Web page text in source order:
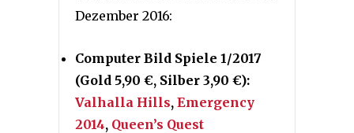
Dezember 2016:
Computer Bild Spiele 1/2017
(Gold 5,90 €, Silber 3,90 €):
Valhalla Hills, Emergency
2014, Queen’s Quest